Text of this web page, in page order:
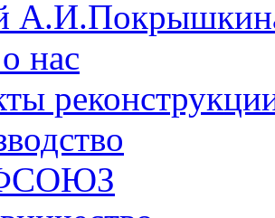
нас